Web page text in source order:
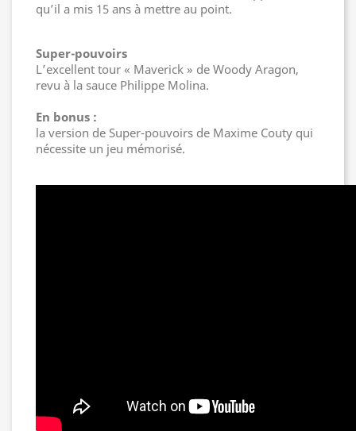
qu’il a mis 15 ans à mettre au point.
Super-pouvoirs
L’excellent tour « Maverick » de Woody Aragon,
revu à la sauce Philippe Molina.
En bonus :
la version de Super-pouvoirs de Maxime Couty qui
nécessite un jeu mémorisé.